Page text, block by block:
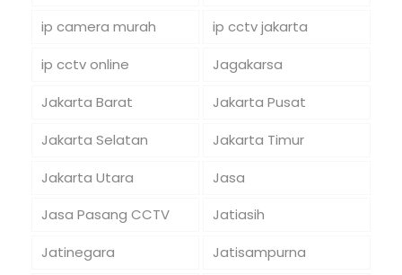
ip camera murah
ip cctv jakarta
ip cctv online
Jagakarsa
Jakarta Barat
Jakarta Pusat
Jakarta Selatan
Jakarta Timur
Jakarta Utara
Jasa
Jasa Pasang CCTV
Jatiasih
Jatinegara
Jatisampurna